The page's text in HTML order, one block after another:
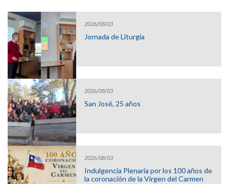
2026/08/03
Jornada de Liturgia
2026/08/03
San José, 25 años
2026/08/03
Indulgencia Plenaria por los 100 años de
la coronación de la Virgen del Carmen